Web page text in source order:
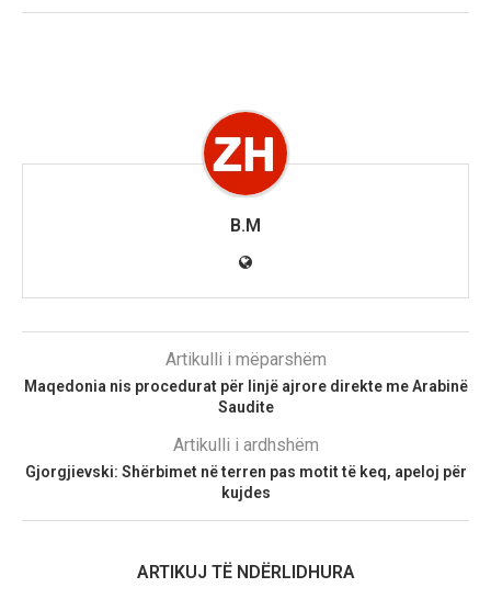
B.M
Artikulli i mëparshëm
Maqedonia nis procedurat për linjë ajrore direkte me Arabinë
Saudite
Artikulli i ardhshëm
Gjorgjievski: Shërbimet në terren pas motit të keq, apeloj për
kujdes
ARTIKUJ TË NDËRLIDHURA